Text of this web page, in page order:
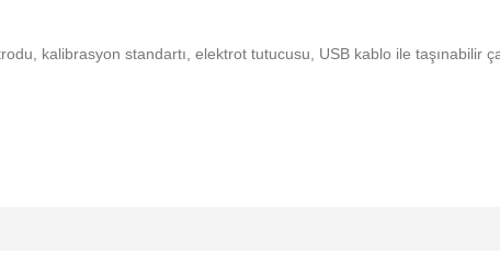
kalibrasyon standartı, elektrot tutucusu, USB kablo ile taşınabilir